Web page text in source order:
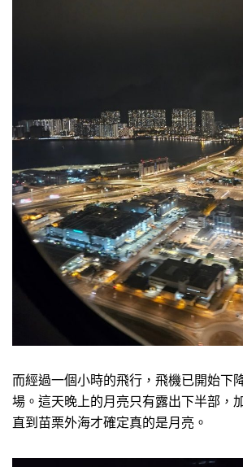
而經過一個小時的飛行，飛機已開始下
場。這天晚上的月亮只有露出下半部，
直到苗栗外海才確定真的是月亮。